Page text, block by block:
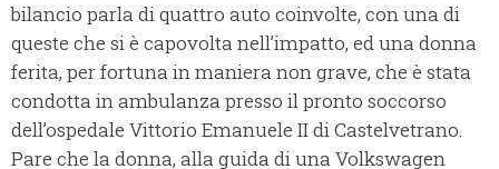
bilancio parla di quattro auto coinvolte, con una di
queste che si è capovolta nell’impatto, ed una donna
ferita, per fortuna in maniera non grave, che è stata
condotta in ambulanza presso il pronto soccorso
dell’ospedale Vittorio Emanuele II di Castelvetrano.
Pare che la donna, alla guida di una Volkswagen